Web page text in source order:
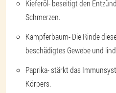
Kieferöl- beseitigt den
Schmerzen.
Kampferbaum- Die Rinde
beschädigtes Gewebe und
Paprika- stärkt das
Körpers.